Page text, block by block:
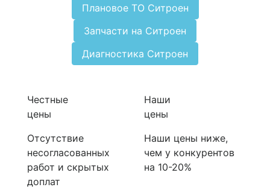
Плановое ТО Ситроен
Запчасти на Ситроен
Диагностика Ситроен
Честные
цены
Отсутствие
несогласованных
работ и скрытых
доплат
Наши
цены
Наши цены ниже,
чем у конкурентов
на 10-20%